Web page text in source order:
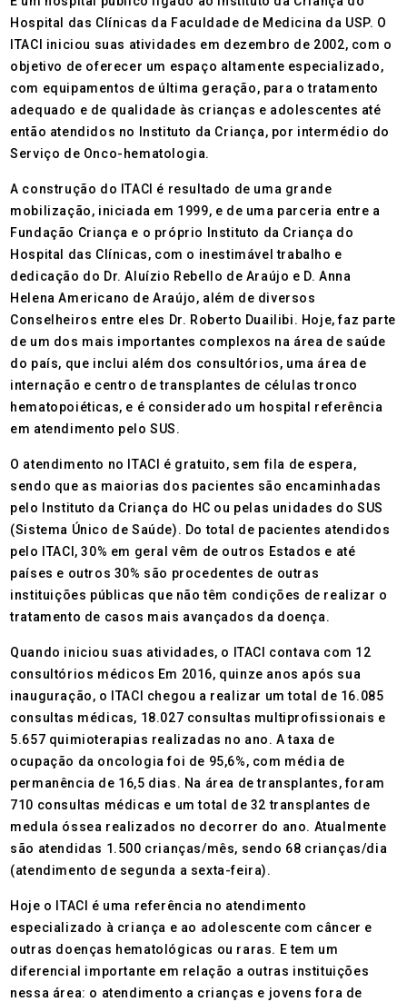
Hospital das Clínicas da Faculdade de Medicina da USP. O
ITACI iniciou suas atividades em dezembro de 2002, com o
objetivo de oferecer um espaço altamente especializado,
com equipamentos de última geração, para o tratamento
adequado e de qualidade às crianças e adolescentes até
então atendidos no Instituto da Criança, por intermédio do
Serviço de Onco-hematologia.
A construção do ITACI é resultado de uma grande
mobilização, iniciada em 1999, e de uma parceria entre a
Fundação Criança e o próprio Instituto da Criança do
Hospital das Clínicas, com o inestimável trabalho e
dedicação do Dr. Aluízio Rebello de Araújo e D. Anna
Helena Americano de Araújo, além de diversos
Conselheiros entre eles Dr. Roberto Duailibi. Hoje, faz parte
de um dos mais importantes complexos na área de saúde
do país, que inclui além dos consultórios, uma área de
internação e centro de transplantes de células tronco
hematopoiéticas, e é considerado um hospital referência
em atendimento pelo SUS.
O atendimento no ITACI é gratuito, sem fila de espera,
sendo que as maiorias dos pacientes são encaminhadas
pelo Instituto da Criança do HC ou pelas unidades do SUS
(Sistema Único de Saúde). Do total de pacientes atendidos
pelo ITACI, 30% em geral vêm de outros Estados e até
países e outros 30% são procedentes de outras
instituições públicas que não têm condições de realizar o
tratamento de casos mais avançados da doença.
Quando iniciou suas atividades, o ITACI contava com 12
consultórios médicos Em 2016, quinze anos após sua
inauguração, o ITACI chegou a realizar um total de 16.085
consultas médicas, 18.027 consultas multiprofissionais e
5.657 quimioterapias realizadas no ano. A taxa de
ocupação da oncologia foi de 95,6%, com média de
permanência de 16,5 dias. Na área de transplantes, foram
710 consultas médicas e um total de 32 transplantes de
medula óssea realizados no decorrer do ano. Atualmente
são atendidas 1.500 crianças/mês, sendo 68 crianças/dia
(atendimento de segunda a sexta-feira).
Hoje o ITACI é uma referência no atendimento
especializado à criança e ao adolescente com câncer e
outras doenças hematológicas ou raras. E tem um
diferencial importante em relação a outras instituições
nessa área: o atendimento a crianças e jovens fora de